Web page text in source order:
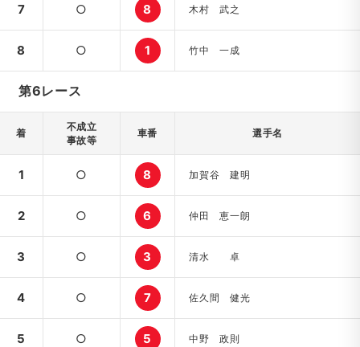
7 ○ 8 木村 武之
8 ○ 1 竹中 一成
第6レース
着
不成立
事故等
車番 選手名
1 ○ 8 加賀谷 建明
2 ○ 6 仲田 恵一朗
3 ○ 3 清水 卓
4 ○ 7 佐久間 健光
5 ○ 5 中野 政則